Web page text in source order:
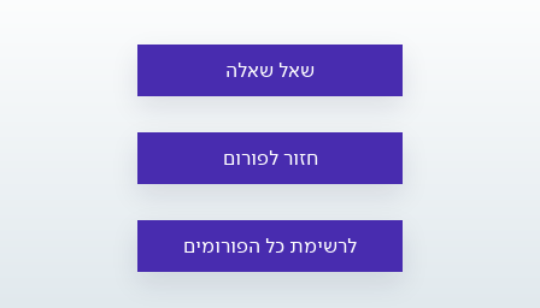
שאל שאלה
חזור לפורום
לרשימת כל הפורומים